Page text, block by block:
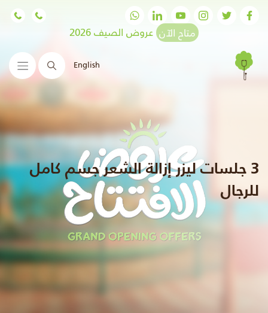
متاح الآن عروض الصيف 2026
English البحث
3 جلسات ليزر إزالة الشعر جسم كامل
للرجال